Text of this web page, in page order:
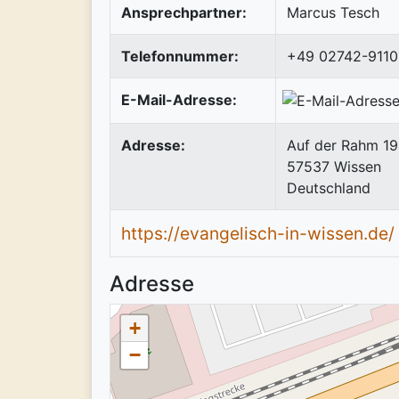
Ansprechpartner: Marcus Tesch
Telefonnummer: +49 02742-
E-Mail-Adresse:
Adresse:
Auf der Rahm
57537 Wissen
Deutschland
https://evangelisch-in-wissen.de/
Adresse
+
−